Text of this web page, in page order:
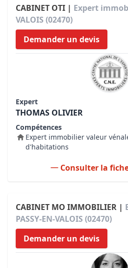
CABINET OTI | Expert
VALOIS (02470)
Demander un devis
Expert
THOMAS OLIVIER
Compétences
Expert immobilier valeur
d'habitations
Consulter la
CABINET MO IMMOBILIER |
PASSY-EN-VALOIS (02470)
Demander un devis